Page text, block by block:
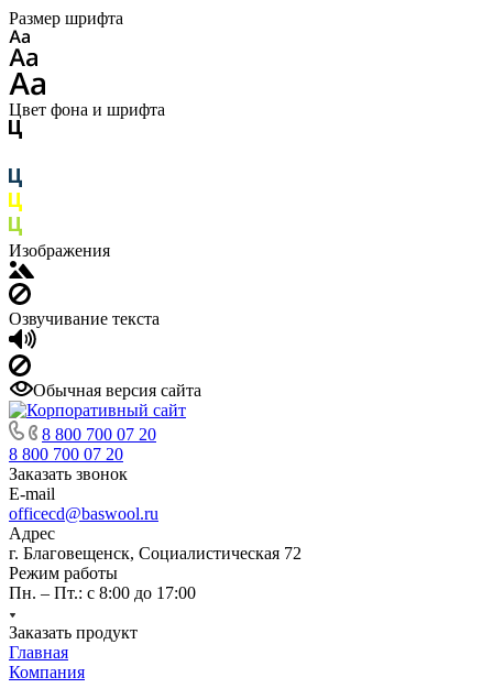
Размер шрифта
Цвет фона и шрифта
Изображения
Озвучивание текста
Обычная версия сайта
8 800 700 07 20
8 800 700 07 20
Заказать звонок
E-mail
officecd@baswool.ru
Адрес
г. Благовещенск, Социалистическая 72
Режим работы
Пн. – Пт.: с 8:00 до 17:00
Заказать продукт
Главная
Компания